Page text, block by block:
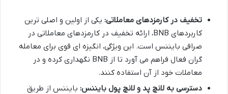
تخفیف در کارمزدهای معاملاتی: یکی از اولین و اصلی ترین
کاربردهای BNB، ارائه تخفیف در کارمزدهای معاملاتی در
صرافی بایننس است. این ویژگی، انگیزه ای قوی برای معامله
گران فعال فراهم می آورد تا از BNB نگهداری کرده و در
معاملات خود از آن استفاده کنند.
دسترسی به لانچ پد و لانچ پول بایننس: بایننس از طریق